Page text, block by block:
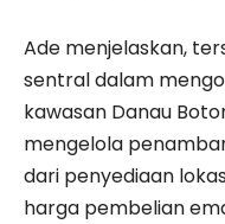
Ade menjelaskan,
sentral dalam
kawasan Danau
mengelola
dari penyediaan
harga pembelian